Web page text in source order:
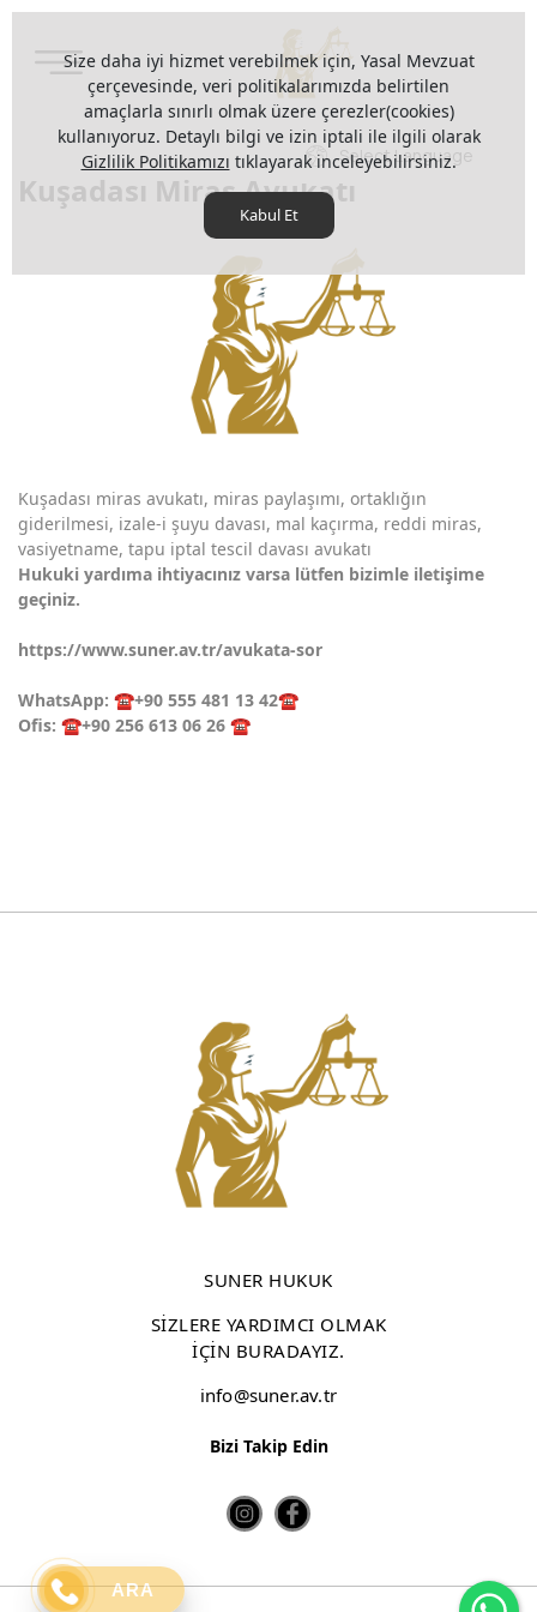
Kuşadası Miras Avukatı
Kuşadası miras avukatı, miras paylaşımı, ortaklığın
giderilmesi, izale-i şuyu davası, mal kaçırma, reddi miras,
vasiyetname, tapu iptal tescil davası avukatı
Hukuki yardıma ihtiyacınız varsa lütfen bizimle iletişime
geçiniz.
https://www.suner.av.tr/avukata-sor
WhatsApp: ☎️+90 555 481 13 42☎️
Ofis: ☎️+90 256 613 06 26 ☎️
Select Language
ARA
Size daha iyi hizmet verebilmek için, Yasal Mevzuat
çerçevesinde, veri politikalarımızda belirtilen
amaçlarla sınırlı olmak üzere çerezler(cookies)
kullanıyoruz. Detaylı bilgi ve izin iptali ile ilgili olarak
Gizlilik Politikamızı tıklayarak inceleyebilirsiniz.
Kabul Et
SUNER HUKUK
SİZLERE YARDIMCI OLMAK
İÇİN BURADAYIZ.
info@suner.av.tr
Bizi Takip Edin